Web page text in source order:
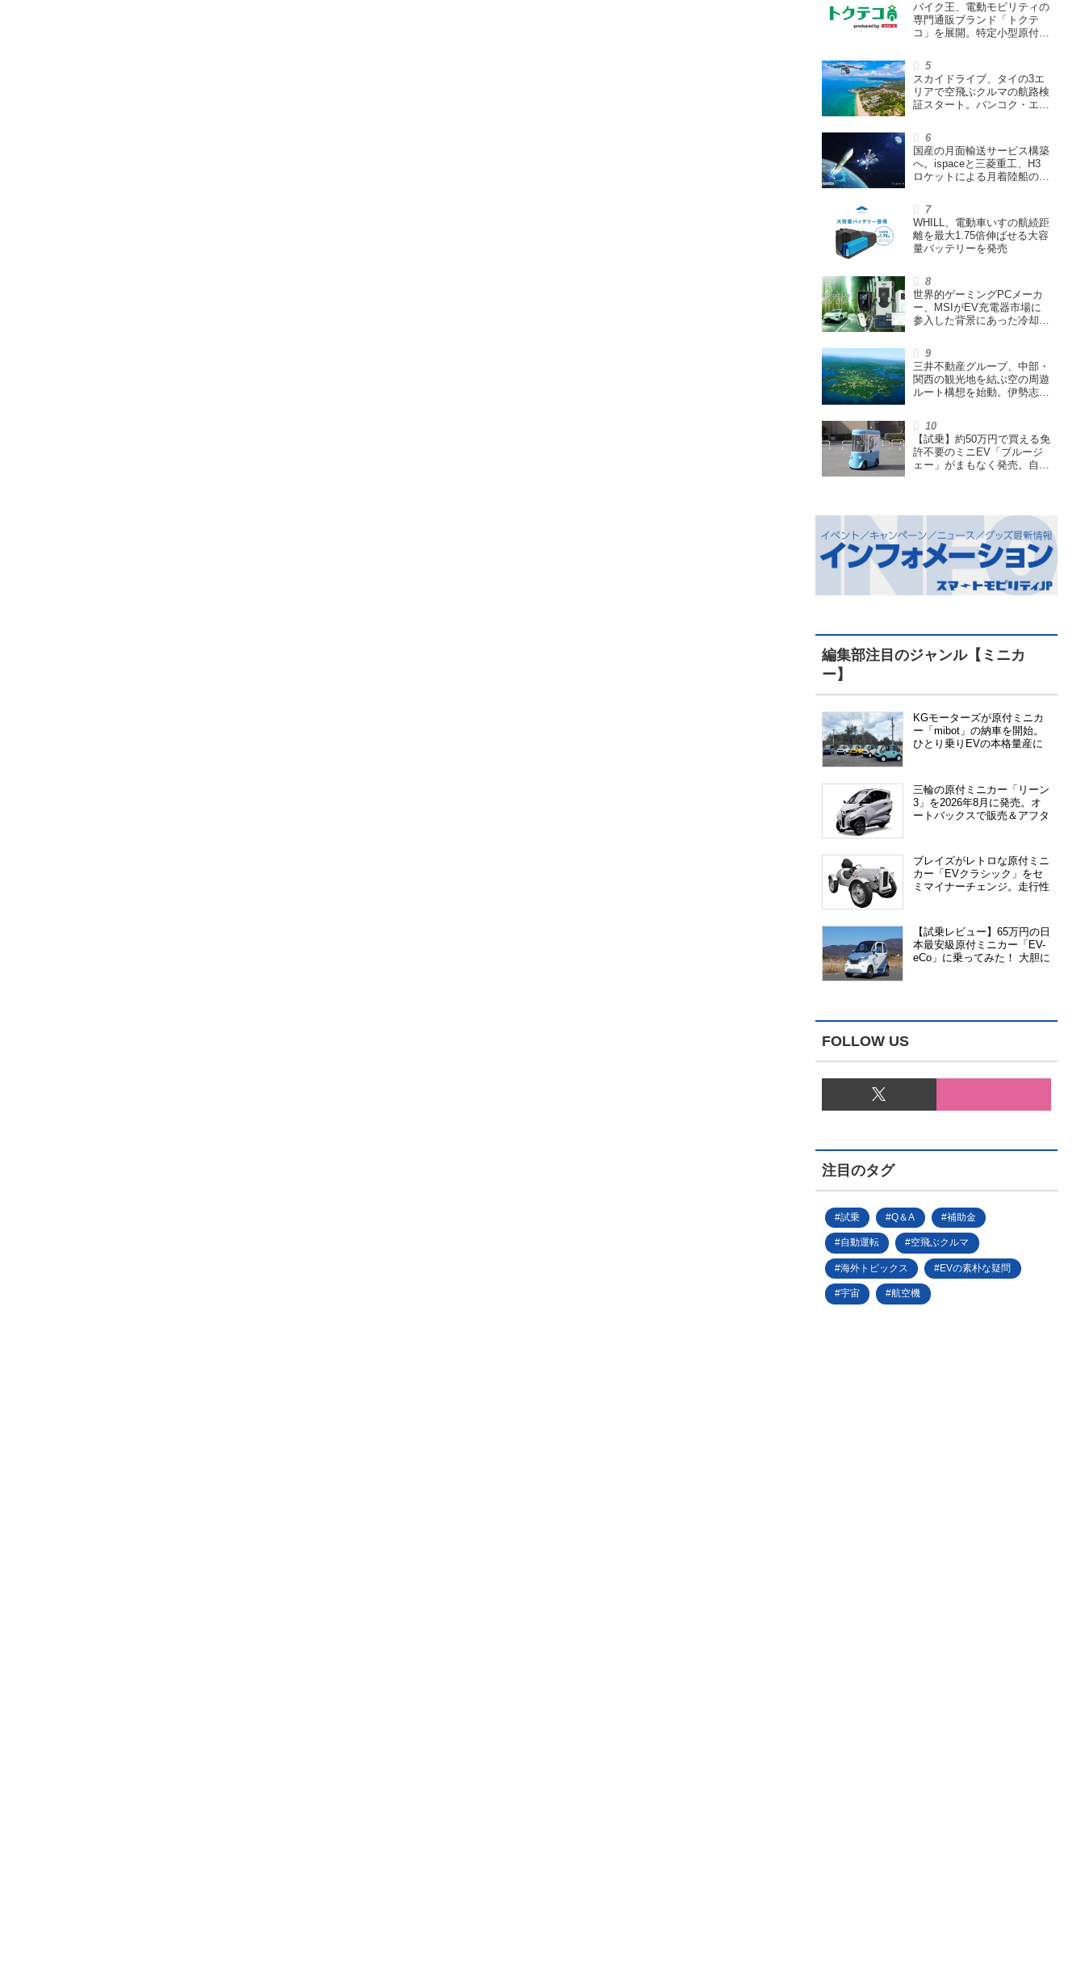
バイク王、電動モビリティの
専門通販ブランド「トクテ
コ」を展開。特定小型原付や
スカイドライブ、タイの3エ
リアで空飛ぶクルマの航路検
証スタート。バンコク・エア
指す
国産の月面輸送サービス構築
へ。ispaceと三菱重工、H3
ロケットによる月着陸船の打
結
WHILL、電動車いすの航続距
離を最大1.75倍伸ばせる大容
量バッテリーを発売
世界的ゲーミングPCメーカ
ー、MSIがEV充電器市場に
参入した背景にあった冷却技
回】
三井不動産グループ、中部・
関西の観光地を結ぶ空の周遊
ルート構想を始動。伊勢志摩
【試乗】約50万円で買える免
許不要のミニEV「ブルージ
ェー」がまもなく発売。自転
編集部注目のジャンル【ミニカ
ー】
KGモーターズが原付ミニカ
ー「mibot」の納車を開始。
ひとり乗りEVの本格量産に
三輪の原付ミニカー「リーン
3」を2026年8月に発売。オ
ートバックスで販売＆アフタ
ブレイズがレトロな原付ミニ
カー「EVクラシック」をセ
ミマイナーチェンジ。走行性
【試乗レビュー】65万円の日
本最安級原付ミニカー「EV-
eCo」に乗ってみた！ 大胆に
FOLLOW US
注目のタグ
試乗 Q＆A 補助金
自動運転 空飛ぶクルマ
海外トピックス EVの素朴な疑問
宇宙 航空機